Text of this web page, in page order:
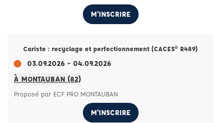
M'INSCRIRE
Cariste : recyclage et perfectionnement (CACES® R489)
03.09.2026 - 04.09.2026
À MONTAUBAN (82)
Proposé par ECF PRO MONTAUBAN
M'INSCRIRE